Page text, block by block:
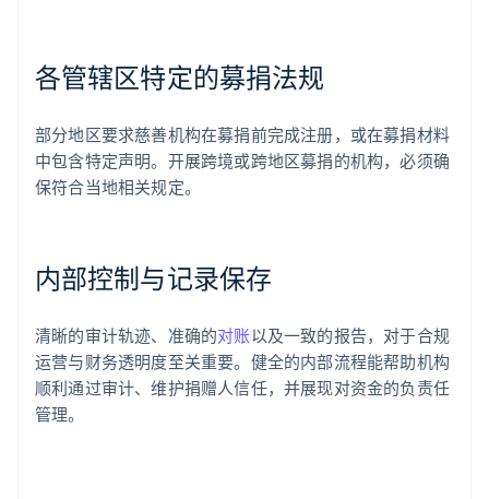
各管辖区特定的募捐法规
部分地区要求慈善机构在募捐前完成注册，或在募捐材料
中包含特定声明。开展跨境或跨地区募捐的机构，必须确
保符合当地相关规定。
内部控制与记录保存
清晰的审计轨迹、准确的对账以及一致的报告，对于合规
运营与财务透明度至关重要。健全的内部流程能帮助机构
顺利通过审计、维护捐赠人信任，并展现对资金的负责任
管理。